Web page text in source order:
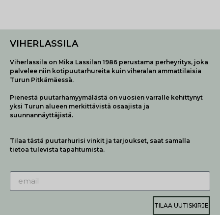
VIHERLASSILA
Viherlassila on Mika Lassilan 1986 perustama perheyritys, joka
palvelee niin kotipuutarhureita kuin viheralan ammattilaisia
Turun Pitkämäessä.
Pienestä puutarhamyymälästä on vuosien varralle kehittynyt
yksi Turun alueen merkittävistä osaajista ja
suunnannäyttäjistä.
Tilaa tästä puutarhurisi vinkit ja tarjoukset, saat samalla
tietoa tulevista tapahtumista.
TILAA UUTISKIRJE